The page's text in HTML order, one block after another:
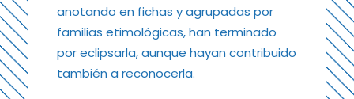
anotando en fichas y agrupadas por
familias etimológicas, han terminado
por eclipsarla, aunque hayan contribuido
también a reconocerla.